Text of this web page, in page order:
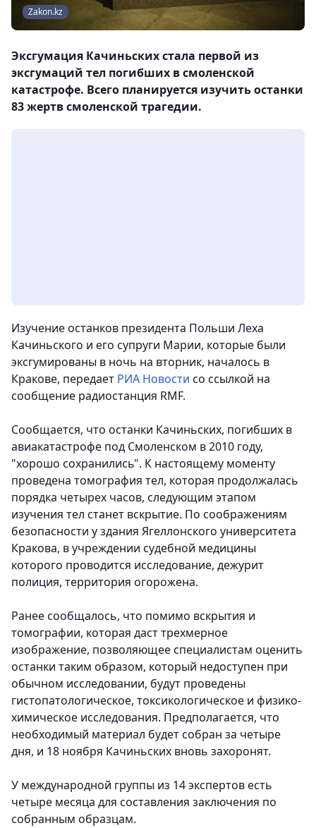
Zakon.kz
Эксгумация Качиньских стала первой из
эксгумаций тел погибших в смоленской
катастрофе. Всего планируется изучить останки
83 жертв смоленской трагедии.
Изучение останков президента Польши Леха
Качиньского и его супруги Марии, которые были
эксгумированы в ночь на вторник, началось в
Кракове, передает РИА Новости со ссылкой на
сообщение радиостанция RMF.
Сообщается, что останки Качиньских, погибших в
авиакатастрофе под Смоленском в 2010 году,
"хорошо сохранились". К настоящему моменту
проведена томография тел, которая продолжалась
порядка четырех часов, следующим этапом
изучения тел станет вскрытие. По соображениям
безопасности у здания Ягеллонского университета
Кракова, в учреждении судебной медицины
которого проводится исследование, дежурит
полиция, территория огорожена.
Ранее сообщалось, что помимо вскрытия и
томографии, которая даст трехмерное
изображение, позволяющее специалистам оценить
останки таким образом, который недоступен при
обычном исследовании, будут проведены
гистопатологическое, токсикологическое и физико-
химическое исследования. Предполагается, что
необходимый материал будет собран за четыре
дня, и 18 ноября Качиньских вновь захоронят.
У международной группы из 14 экспертов есть
четыре месяца для составления заключения по
собранным образцам.